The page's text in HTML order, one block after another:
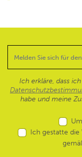
Ich erkläre, dass
habe und meine
Ich gestatte